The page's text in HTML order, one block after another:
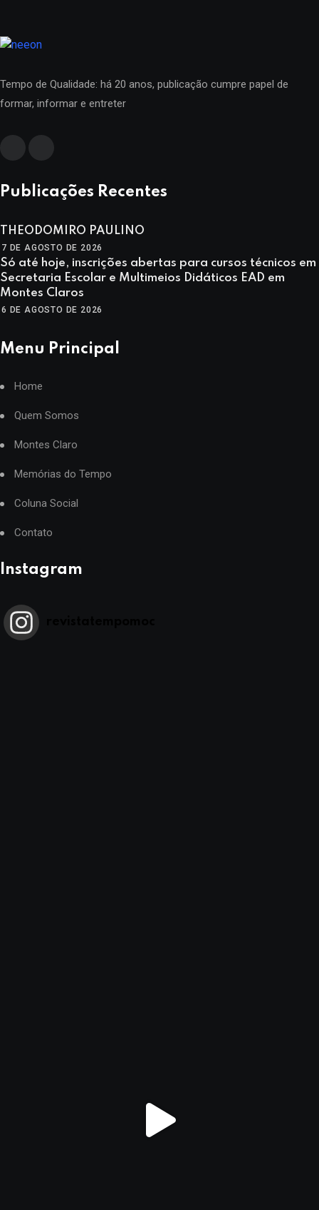
Tempo de Qualidade: há 20 anos, publicação cumpre papel de
formar, informar e entreter
Publicações Recentes
THEODOMIRO PAULINO
7 DE AGOSTO DE 2026
Só até hoje, inscrições abertas para cursos técnicos em
Secretaria Escolar e Multimeios Didáticos EAD em
Montes Claros
6 DE AGOSTO DE 2026
Menu Principal
Home
Quem Somos
Montes Claro
Memórias do Tempo
Coluna Social
Contato
Instagram